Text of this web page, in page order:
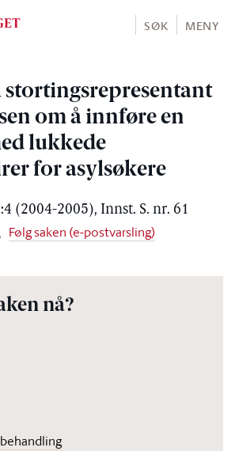
SØK MENY
stortingsrepresentant
om å innføre en
lukkede
for asylsøkere
(2004-2005), Innst. S. nr. 61
Følg saken (e-postvarsling)
nå?